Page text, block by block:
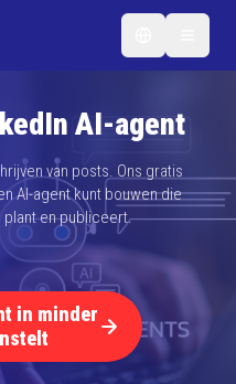
AI-agent
van posts. Ons gratis
AI-agent kunt bouwen die
plant en publiceert.
in minder